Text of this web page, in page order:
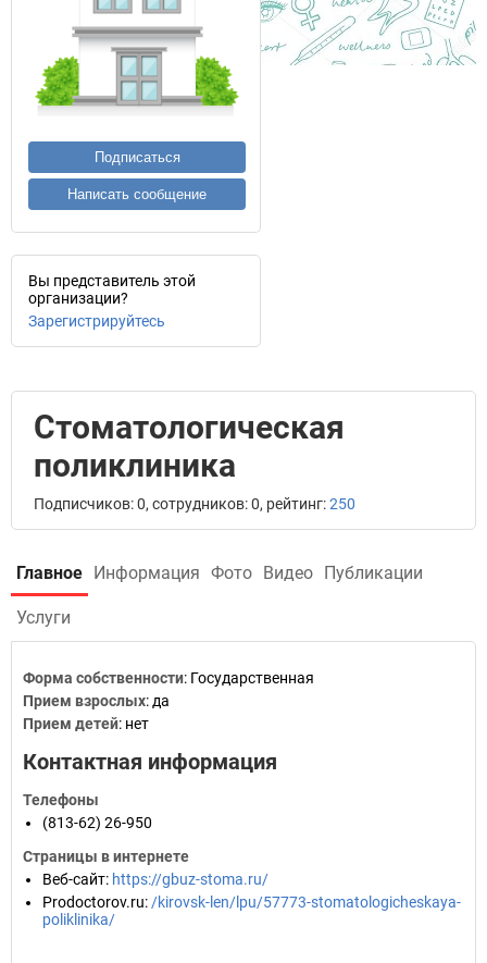
Подписаться
Написать сообщение
Вы представитель этой
организации?
Зарегистрируйтесь
Стоматологическая
поликлиника
Подписчиков: 0, сотрудников: 0, рейтинг:250
Главное Информация Фото Видео Публикации
Услуги
Форма собственности: Государственная
Прием взрослых: да
Прием детей: нет
Контактная информация
Телефоны
(813-62) 26-950
Страницы в интернете
Веб-сайт: https://gbuz-stoma.ru/
Prodoctorov.ru: /kirovsk-len/lpu/57773-stomatologicheskaya-
poliklinika/